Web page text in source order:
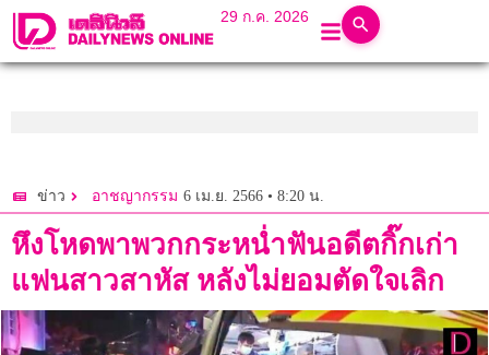
29 ก.ค. 2026
ข่าว อาชญากรรม 6 เม.ย. 2566 • 8:20 น.
หึงโหดพาพวกกระหน่ำฟันอดีตกิ๊กเก่า
แฟนสาวสาหัส หลังไม่ยอมตัดใจเลิก